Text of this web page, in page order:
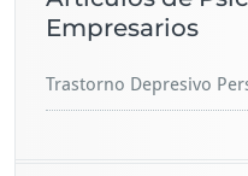
Empresarios
Trastorno Depresivo